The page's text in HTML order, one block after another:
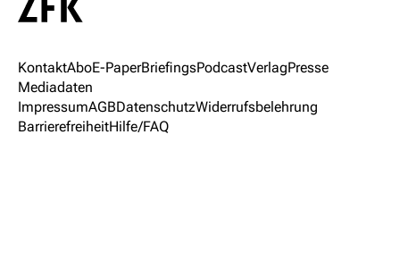
KontaktAboE-PaperBriefingsPodcastVerlagPresse
Mediadaten
ImpressumAGBDatenschutzWiderrufsbelehrung
BarrierefreiheitHilfe/FAQ